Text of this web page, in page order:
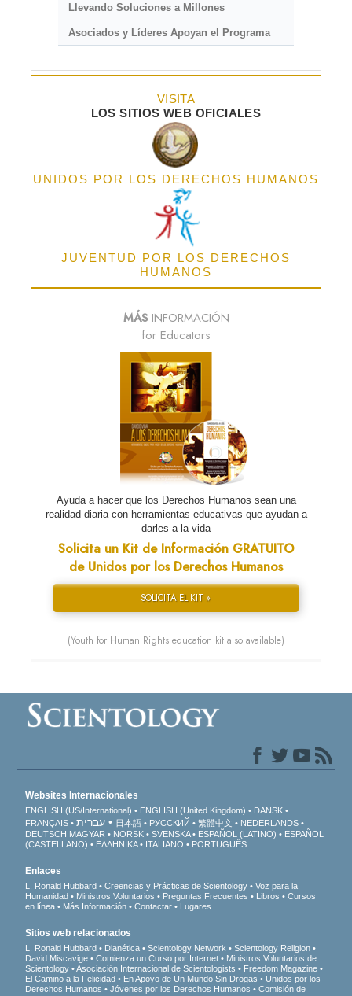
Llevando Soluciones a Millones
Asociados y Líderes Apoyan el Programa
VISITA
LOS SITIOS WEB OFICIALES
UNIDOS POR LOS DERECHOS HUMANOS
JUVENTUD POR LOS DERECHOS
HUMANOS
MÁSINFORMACIÓN
for Educators
Ayuda a hacer que los Derechos Humanos sean una
realidad diaria con herramientas educativas que ayudan a
darles a la vida
Solicita un Kit de Información GRATUITO
de Unidos por los Derechos Humanos
SOLICITA EL KIT »
(Youth for Human Rights education kit also available)
Websites Internacionales
ENGLISH (US/International) ENGLISH (United Kingdom)
DANSK
FRANÇAIS
עברית 日本語 РУССКИЙ 繁體中文
NEDERLANDS
DEUTSCH MAGYAR NORSK SVENSKA ESPAÑOL (LATINO)
ESPAÑOL
(CASTELLANO)
ΕΛΛΗΝΙΚA ITALIANO PORTUGUÊS
Enlaces
L. Ronald Hubbard Creencias y Prácticas de Scientology
Voz para la
Humanidad
Ministros Voluntarios Preguntas Frecuentes Libros
Cursos
en línea
Más Información Contactar Lugares
Sitios web relacionados
L. Ronald Hubbard Dianética Scientology Network
Scientology Religion
David Miscavige
Comienza un Curso por Internet
Ministros Voluntarios de
Scientology
Asociación Internacional de Scientologists
Freedom Magazine
El Camino a la Felicidad
En Apoyo de Un Mundo Sin Drogas
Unidos por los
Derechos Humanos
Jóvenes por los Derechos Humanos
Comisión de